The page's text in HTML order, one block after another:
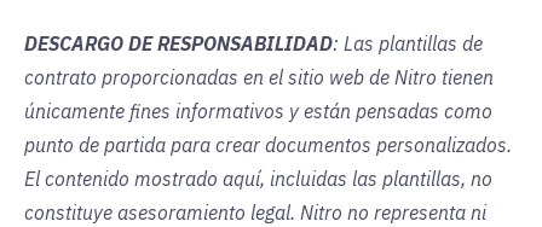
DESCARGO DE RESPONSABILIDAD: Las plantillas de
contrato proporcionadas en el sitio web de Nitro tienen
únicamente fines informativos y están pensadas como
punto de partida para crear documentos personalizados.
El contenido mostrado aquí, incluidas las plantillas, no
constituye asesoramiento legal. Nitro no representa ni